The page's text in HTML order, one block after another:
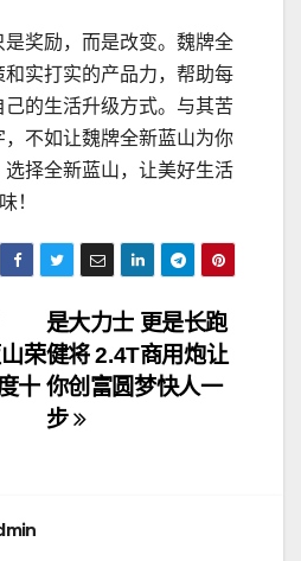
奖励，而是改变。魏牌全
实打实的产品力，帮助每
的生活升级方式。与其苦
不如让魏牌全新蓝山为你
择全新蓝山，让美好生活
！
是大力士 更是长跑
健将 2.4T商用炮让
你创富圆梦快人一
步
荣
十